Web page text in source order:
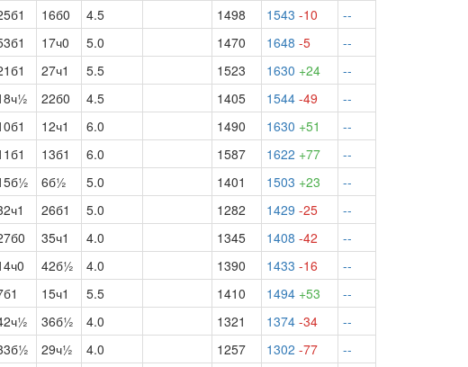
16б0 4.5 1498 1543 -10
--
17ч0 5.0 1470 1648 -5
--
27ч1 5.5 1523 1630 +24
--
22б0 4.5 1405 1544 -49
--
12ч1 6.0 1490 1630 +51
--
13б1 6.0 1587 1622 +77
--
6б½ 5.0 1401 1503 +23
--
26б1 5.0 1282 1429 -25
--
35ч1 4.0 1345 1408 -42
--
42б½ 4.0 1390 1433 -16
--
15ч1 5.5 1410 1494 +53
--
36б½ 4.0 1321 1374 -34
--
29ч½ 4.0 1257 1302 -77
--